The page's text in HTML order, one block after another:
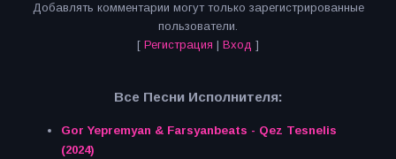
Добавлять комментарии могут только зарегистрированные
пользователи.
[ Регистрация | Вход ]
Все Песни Исполнителя:
Gor Yepremyan & Farsyanbeats - Qez Tesnelis
(2024)